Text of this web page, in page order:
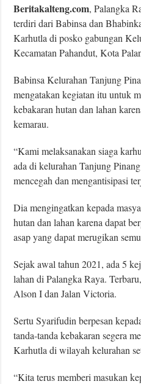
Beritakalteng.com, Palangka
terdiri dari Babinsa dan
Karhutla di posko gabungan
Kecamatan Pahandut, Kota
Babinsa Kelurahan Tanjung
mengatakan kegiatan itu untuk
kebakaran hutan dan lahan
kemarau.
“Kami melaksanakan siaga
ada di kelurahan Tanjung
mencegah dan mengantisipasi
Dia mengingatkan kepada
hutan dan lahan karena dapat
asap yang dapat merugikan
Sejak awal tahun 2021, ada 5
lahan di Palangka Raya.
Alson I dan Jalan Victoria.
Sertu Syarifudin berpesan
tanda-tanda kebakaran segera
Karhutla di wilayah kelurahan
“Kita terus memberi masukan